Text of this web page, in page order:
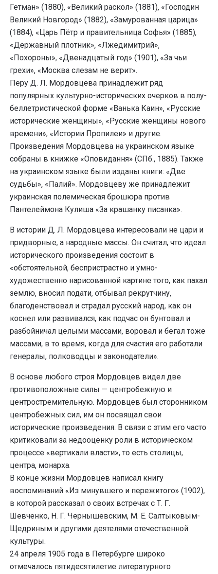
Гетман» (1880), «Великий раскол» (1881), «Господин
Великий Новгород» (1882), «Замурованная царица»
(1884), «Царь Пётр и правительница Софья» (1885),
«Державный плотник», «Лжедимитрий»,
«Похороны», «Двенадцатый год» (1901), «За чьи
грехи», «Москва слезам не верит».
Перу Д. Л. Мордовцева принадлежит ряд
популярных культурно-исторических очерков в полу-
беллетристической форме «Ванька Каин», «Русские
исторические женщины», «Русские женщины нового
времени», «Истории Пропилеи» и другие.
Произведения Мордовцева на украинском языке
собраны в книжке «Оповидання» (СПб., 1885). Также
на украинском языке были изданы книги: «Две
судьбы», «Палий». Мордовцеву же принадлежит
украинская полемическая брошюра против
Пантелеймона Кулиша «За крашанку писанка».
В истории Д. Л. Мордовцева интересовали не цари и
придворные, а народные массы. Он считал, что идеал
исторического произведения состоит в
«обстоятельной, беспристрастно и умно-
художественно нарисованной картине того, как пахал
землю, вносил подати, отбывал рекрутчину,
благоденствовал и страдал русский народ, как он
коснел или развивался, как подчас он бунтовал и
разбойничал целыми массами, воровал и бегал тоже
массами, в то время, когда для счастия его работали
генералы, полководцы и законодатели».
В основе любого строя Мордовцев видел две
противоположные силы — центробежную и
центростремительную. Мордовцев был сторонником
центробежных сил, им он посвящал свои
исторические произведения. В связи с этим его часто
критиковали за недооценку роли в историческом
процессе «вертикали власти», то есть столицы,
центра, монарха.
В конце жизни Мордовцев написал книгу
воспоминаний «Из минувшего и пережитого» (1902),
в которой рассказал о своих встречах с Т. Г.
Шевченко, Н. Г. Чернышевским, М. Е. Салтыковым-
Щедриным и другими деятелями отечественной
культуры.
24 апреля 1905 года в Петербурге широко
отмечалось пятидесятилетие литературного